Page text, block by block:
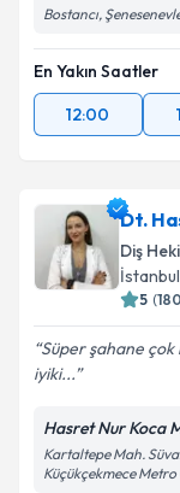
Bostancı,
En Yakın Saatler
12:00
Dt.
Diş
İstanbul
5 (180
Süper şahane çok
iyiki...
Hasret Nur Koca
Kartaltepe Mah.
Küçükçekmece Metro